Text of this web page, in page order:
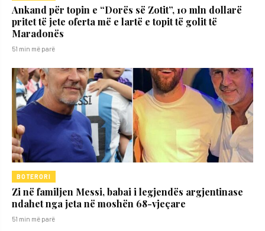
Ankand për topin e “Dorës së Zotit”, 10 mln dollarë
pritet të jete oferta më e lartë e topit të golit të
Maradonës
51 min më parë
BOTERORI
Zi në familjen Messi, babai i legjendës argjentinase
ndahet nga jeta në moshën 68-vjeçare
51 min më parë